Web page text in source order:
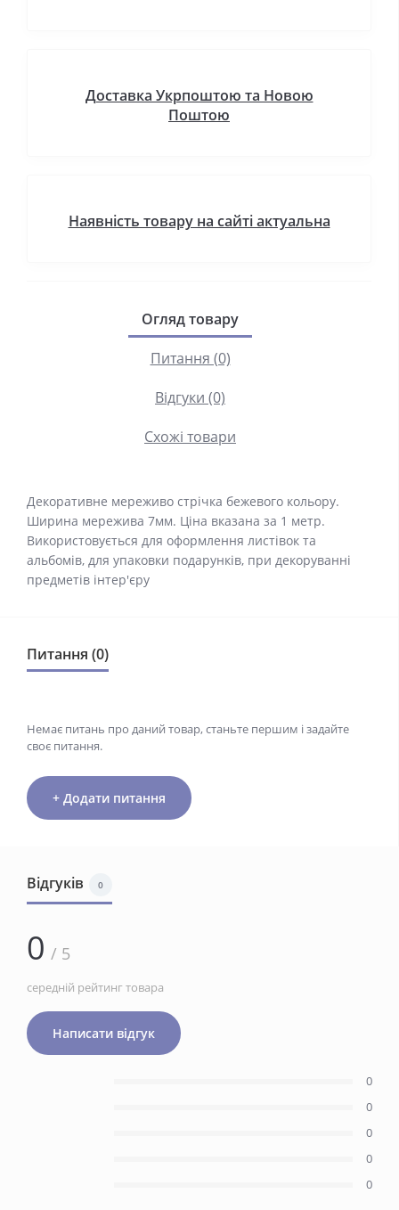
Доставка Укрпоштою та Новою
Поштою
Наявність товару на сайті актуальна
Огляд товару
Питання (0)
Відгуки (0)
Схожі товари
Декоративне мереживо стрічка бежевого кольору.
Ширина мережива 7мм. Ціна вказана за 1 метр.
Використовується для оформлення листівок та
альбомів, для упаковки подарунків, при декоруванні
предметів інтер'єру
Питання (0)
Немає питань про даний товар, станьте першим і задайте
своє питання.
+ Додати питання
Відгуків 0
0 / 5
середній рейтинг товара
Написати відгук
0
0
0
0
0